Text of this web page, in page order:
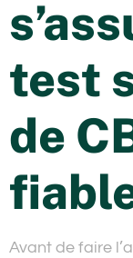
test
de
Avant de faire